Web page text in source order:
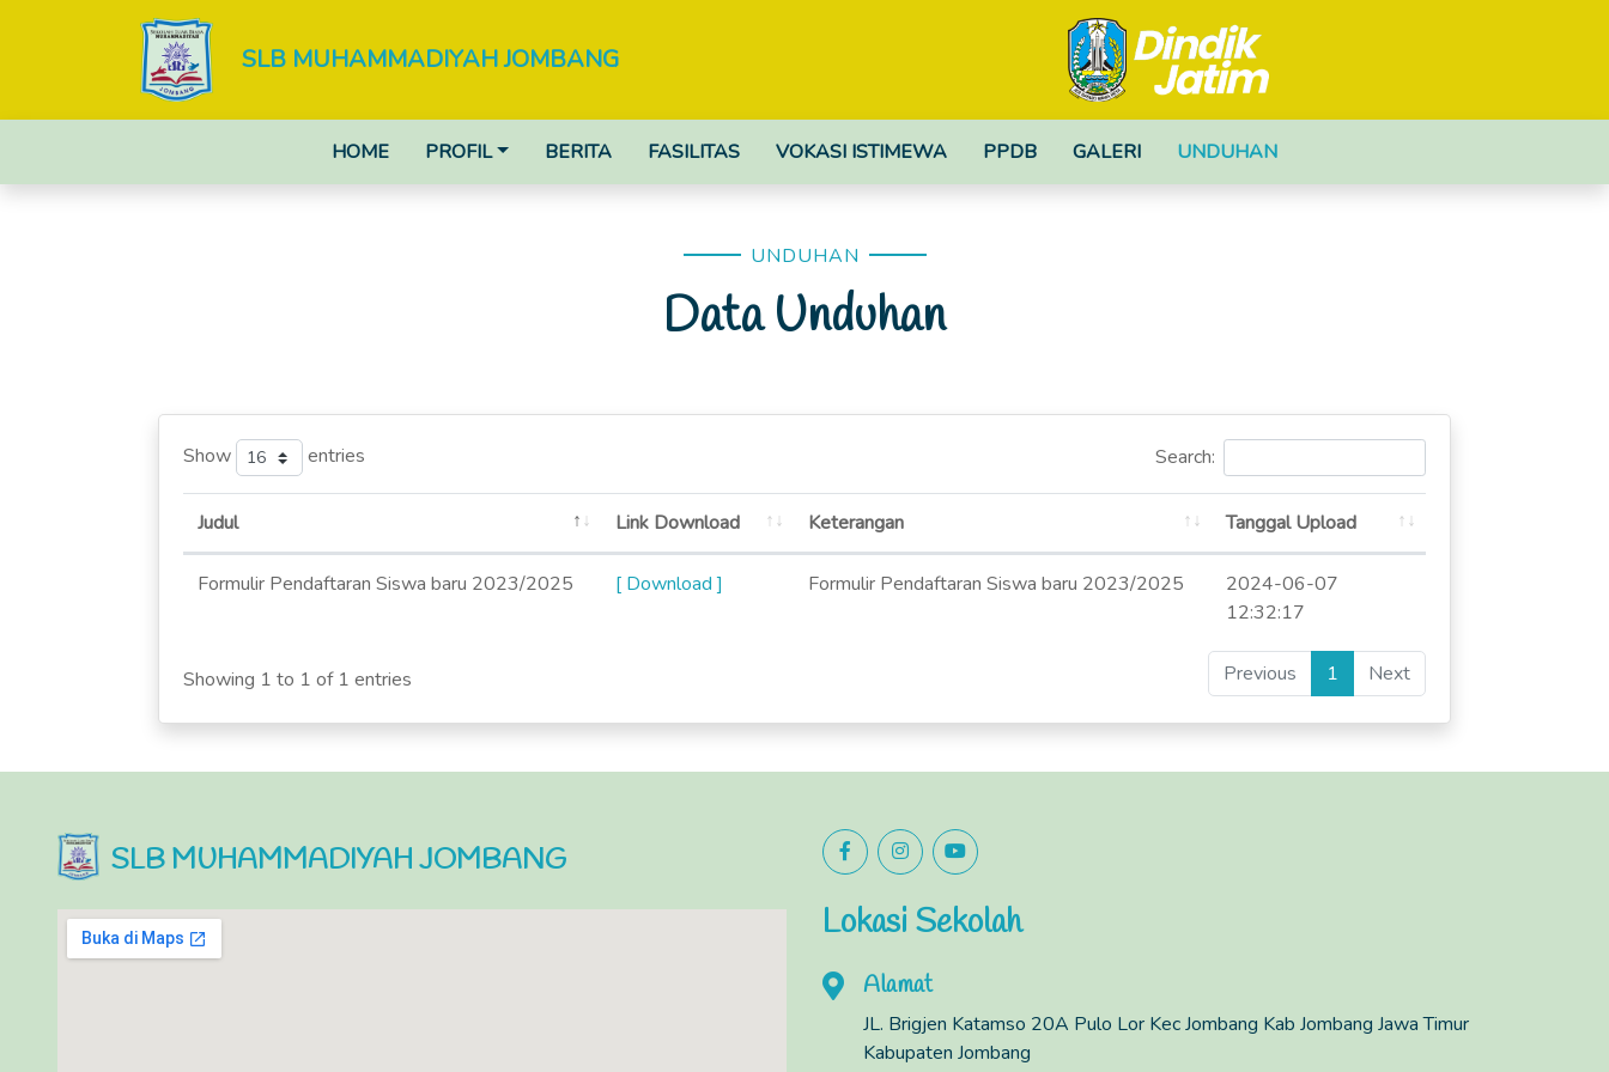
SLB MUHAMMADIYAH JOMBANG
HOME PROFIL BERITA FASILITAS VOKASI ISTIMEWA PPDB GALERI UNDUHAN
UNDUHAN
Data Unduhan
Show entries Search:
Judul Link Download Keterangan Tanggal Upload
Formulir Pendaftaran Siswa baru 2023/2025 [ Download ] Formulir Pendaftaran Siswa baru 2023/2025
2024-06-07
12:32:17
Showing 1 to 1 of 1 entries Previous 1 Next
SLB MUHAMMADIYAH JOMBANG
Lokasi Sekolah
Alamat
JL. Brigjen Katamso 20A Pulo Lor Kec Jombang Kab Jombang Jawa Timur
Kabupaten Jombang